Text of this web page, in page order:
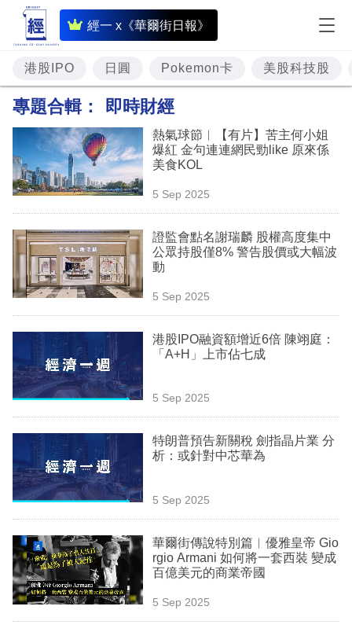
經一 x《華爾街日報》
即
時
財
經
題
投
資
樓
市
理
商
業
科
技
職
場
生
時
事
港股IPO 日圓 Pokemon卡 美股科技股
專題合輯： 即時財經
熱氣球節︳【有片】苦主何小姐
爆紅 金句連連網民勁like 原來係
美食KOL
5 Sep 2025
證監會點名謝瑞麟 股權高度集中
公眾持股僅8% 警告股價或大幅波
動
5 Sep 2025
港股IPO融資額增近6倍 陳翊庭：
「A+H」上市佔七成
5 Sep 2025
特朗普預告新關稅 劍指晶片業 分
析：或針對中芯華為
5 Sep 2025
華爾街傳說特別篇︳優雅皇帝 Gio
rgio Armani 如何將一套西裝 變成
百億美元的商業帝國
5 Sep 2025